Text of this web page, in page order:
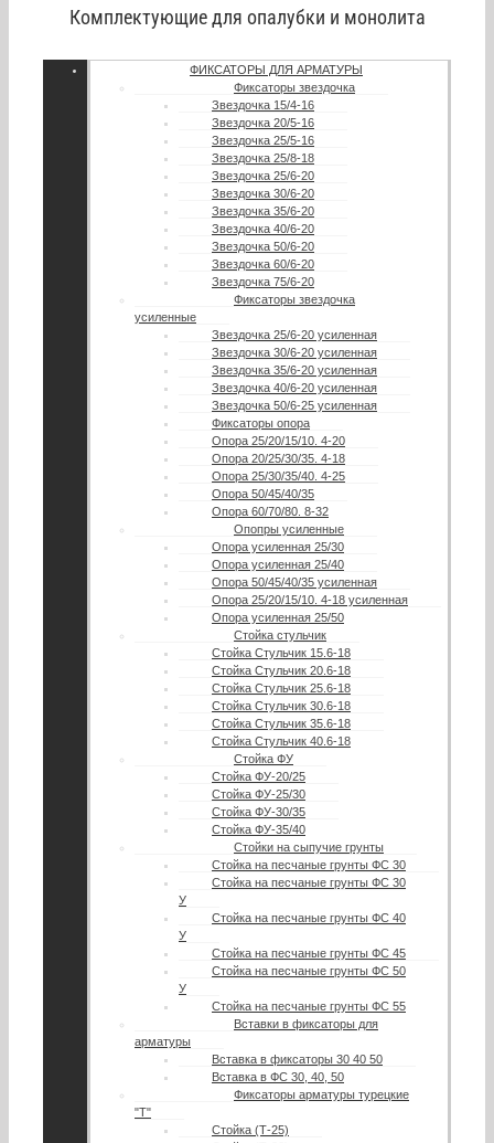
Комплектующие для опалубки и монолита
ФИКСАТОРЫ ДЛЯ АРМАТУРЫ
Фиксаторы звездочка
Звездочка 15/4-16
Звездочка 20/5-16
Звездочка 25/5-16
Звездочка 25/8-18
Звездочка 25/6-20
Звездочка 30/6-20
Звездочка 35/6-20
Звездочка 40/6-20
Звездочка 50/6-20
Звездочка 60/6-20
Звездочка 75/6-20
Фиксаторы звездочка
усиленные
Звездочка 25/6-20 усиленная
Звездочка 30/6-20 усиленная
Звездочка 35/6-20 усиленная
Звездочка 40/6-20 усиленная
Звездочка 50/6-25 усиленная
Фиксаторы опора
Опора 25/20/15/10. 4-20
Опора 20/25/30/35. 4-18
Опора 25/30/35/40. 4-25
Опора 50/45/40/35
Опора 60/70/80. 8-32
Опопры усиленные
Опора усиленная 25/30
Опора усиленная 25/40
Опора 50/45/40/35 усиленная
Опора 25/20/15/10. 4-18 усиленная
Опора усиленная 25/50
Стойка стульчик
Стойка Стульчик 15.6-18
Стойка Стульчик 20.6-18
Стойка Стульчик 25.6-18
Стойка Стульчик 30.6-18
Стойка Стульчик 35.6-18
Стойка Стульчик 40.6-18
Стойка ФУ
Стойка ФУ-20/25
Стойка ФУ-25/30
Стойка ФУ-30/35
Стойка ФУ-35/40
Стойки на сыпучие грунты
Стойка на песчаные грунты ФС 30
Стойка на песчаные грунты ФС 30
У
Стойка на песчаные грунты ФС 40
У
Стойка на песчаные грунты ФС 45
Стойка на песчаные грунты ФС 50
У
Стойка на песчаные грунты ФС 55
Вставки в фиксаторы для
арматуры
Вставка в фиксаторы 30 40 50
Вставка в ФС 30, 40, 50
Фиксаторы арматуры турецкие
"Т"
Стойка (Т-25)